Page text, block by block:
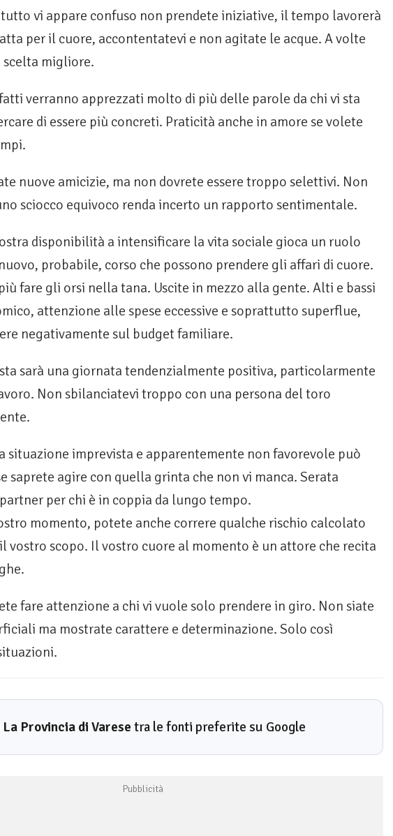
tutto vi appare confuso non prendete iniziative, il tempo lavorerà
per il cuore, accontentatevi e non agitate le acque. A volte
migliore.
verranno apprezzati molto di più delle parole da chi vi sta
di essere più concreti. Praticità anche in amore se volete
nuove amicizie, ma non dovrete essere troppo selettivi. Non
sciocco equivoco renda incerto un rapporto sentimentale.
disponibilità a in­tensificare la vita sociale gio­ca un ruolo
probabile, corso che possono prendere gli affari di cuore.
fare gli orsi nella tana. Uscite in mezzo alla gente. Alti e bas­si
at­tenzione alle spese eccessive e soprattutto superflue,
negativa­mente sul budget familiare.
sarà una giornata tendenzialmente positiva, particolarmente
Non sbilanciatevi troppo con una persona del toro
situazione imprevista e apparentemente non favorevole può
saprete agire con quella grinta che non vi manca. Serata
per chi è in coppia da lungo tempo.
momento, potete anche correre qualche rischio calcolato
vostro scopo. Il vostro cuore al momento è un attore che recita
fare attenzione a chi vi vuole solo prendere in giro. Non siate
ma mostrate carattere e determinazione. Solo così
La Provincia di Varese tra le fonti preferite su Google